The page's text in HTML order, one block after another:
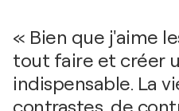
« Bien que j'aime
tout faire et créer
indispensable. La